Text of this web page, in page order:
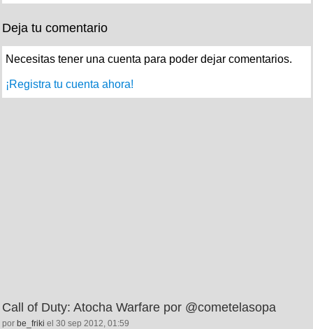
Deja tu comentario
Necesitas tener una cuenta para poder dejar comentarios.
¡Registra tu cuenta ahora!
Call of Duty: Atocha Warfare por @cometelasopa
por be_friki el 30 sep 2012, 01:59